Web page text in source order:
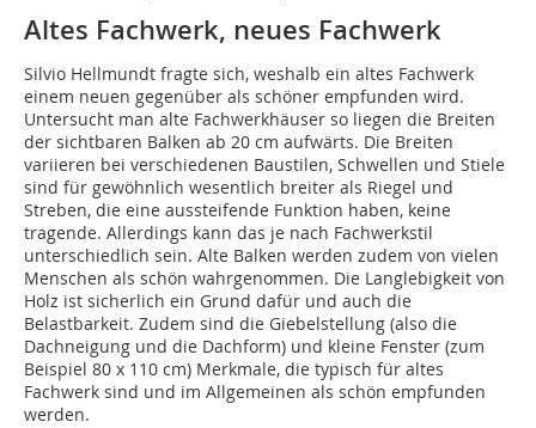
Altes Fachwerk, neues Fachwerk
Silvio Hellmundt fragte sich, weshalb ein altes Fachwerk
einem neuen gegenüber als schöner empfunden wird.
Untersucht man alte Fachwerkhäuser so liegen die Breiten
der sichtbaren Balken ab 20 cm aufwärts. Die Breiten
variieren bei verschiedenen Baustilen, Schwellen und Stiele
sind für gewöhnlich wesentlich breiter als Riegel und
Streben, die eine aussteifende Funktion haben, keine
tragende. Allerdings kann das je nach Fachwerkstil
unterschiedlich sein. Alte Balken werden zudem von vielen
Menschen als schön wahrgenommen. Die Langlebigkeit von
Holz ist sicherlich ein Grund dafür und auch die
Belastbarkeit. Zudem sind die Giebelstellung (also die
Dachneigung und die Dachform) und kleine Fenster (zum
Beispiel 80 x 110 cm) Merkmale, die typisch für altes
Fachwerk sind und im Allgemeinen als schön empfunden
werden.